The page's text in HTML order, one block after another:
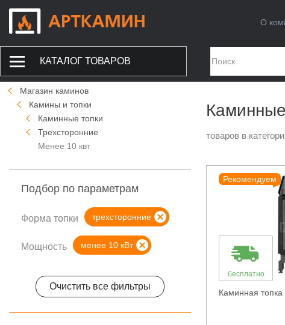
О
КАТАЛОГ ТОВАРОВ
Магазин каминов
Камины и топки
Каминные топки
Трехсторонние
Менее 10 квт
Подбор по параметрам
Форма топки трехсторонние
Мощность менее 10 кВт
Очистить все фильтры
товаров в
Рекомендуем
бесплатно
Каминная